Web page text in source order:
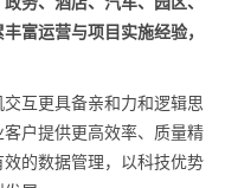
富运营与项目实施经验，
互更具备亲和力和逻辑思
户提供更高效率、质量精
的数据管理，以科技优势